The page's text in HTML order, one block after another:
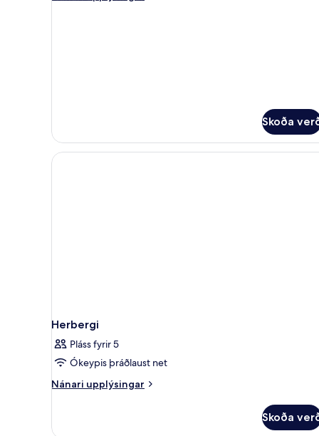
Skoða
Herbergi
Pláss fyrir 5
Ókeypis þráðlaust net
Nánari upplýsingar
Nánari
Skoða